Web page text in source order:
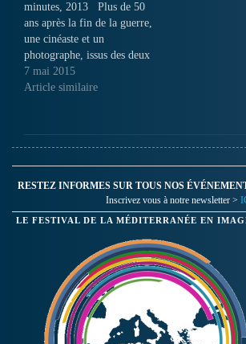
minutes, 2013 Plus de 50
ans après la fin de la guerre,
une cinéaste et un
photographe, issus des deux
camps du conflit et enfants
héritiers de l'histoire
plein Sahara algérien. D'une
zone désertique irradiée aux
faubourgs…
7 mai 2015
Article similaire
RESTEZ INFORMES SUR TOUS NOS
Inscrivez vous à notre newsletter >
LE FESTIVAL DE LA MÉDITERRANÉE EN